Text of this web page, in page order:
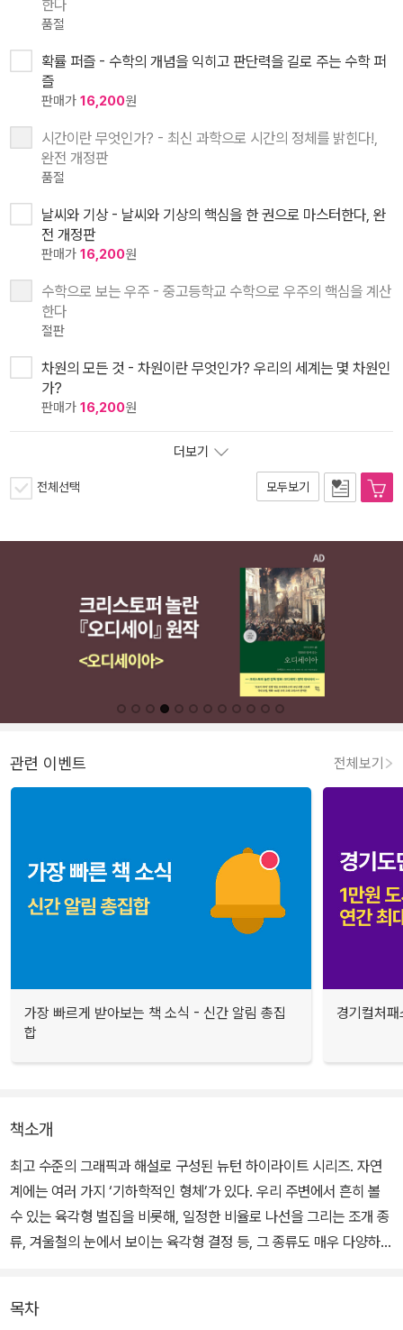
한다
품절
확률 퍼즐 - 수학의 개념을 익히고 판단력을 길로 주는 수학 퍼
즐
판매가 16,200원
시간이란 무엇인가? - 최신 과학으로 시간의 정체를 밝힌다!,
완전 개정판
품절
날씨와 기상 - 날씨와 기상의 핵심을 한 권으로 마스터한다, 완
전 개정판
판매가 16,200원
수학으로 보는 우주 - 중고등학교 수학으로 우주의 핵심을 계산
한다
절판
차원의 모든 것 - 차원이란 무엇인가? 우리의 세계는 몇 차원인
가?
판매가 16,200원
더보기
전체선택 모두보기
관련 이벤트 전체보기
가장 빠르게 받아보는 책 소식 - 신간 알림 총집
합
경기컬처
책소개
최고 수준의 그래픽과 해설로 구성된 뉴턴 하이라이트 시리즈. 자연
계에는 여러 가지 ‘기하학적인 형체’가 있다. 우리 주변에서 흔히 볼
수 있는 육각형 벌집을 비롯해, 일정한 비율로 나선을 그리는 조개 종
류, 겨울철의 눈에서 보이는 육각형 결정 등, 그 종류도 매우 다양하
자연계의 기하학적 도형은 비단 눈에 보이는 것에 그치지 않는다. 분
목차